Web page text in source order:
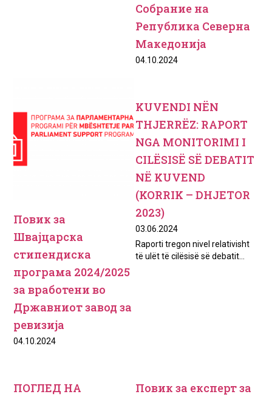
Собрание на
Република Северна
Македонија
04.10.2024
Повик за
Швајцарска
стипендиска
програма 2024/2025
за вработени во
Државниот завод за
ревизија
04.10.2024
KUVENDI NËN
THJERRËZ: RAPORT
NGA MONITORIMI I
CILËSISË SË DEBATIT
NË KUVEND
(KORRIK – DHJETOR
2023)
03.06.2024
Raporti tregon nivel relativisht
të ulët të cilësisë së debatit...
ПОГЛЕД НА
Повик за експерт за